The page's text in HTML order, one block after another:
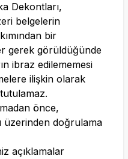
Dekontları,
belgelerin
bir
gerek görüldüğünde
ibraz edilememesi
ilişkin olarak
önce,
üzerinden doğrulama
açıklamalar